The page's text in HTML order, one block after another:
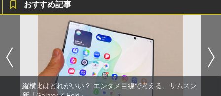
おすすめ記事
縦横比はどれがいい？ エンタメ目線で考える、サムスン